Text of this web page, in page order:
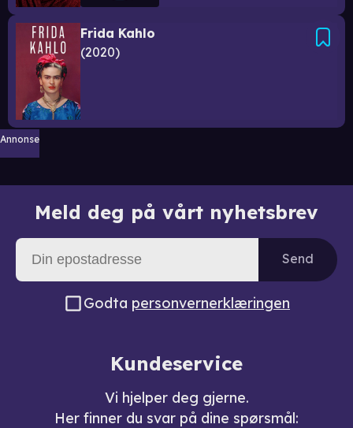
Frida Kahlo
2020
Annonse
Meld deg på vårt nyhetsbrev
Send
Godta personvernerklæringen
Kundeservice
Vi hjelper deg gjerne.
Her finner du svar på dine spørsmål: